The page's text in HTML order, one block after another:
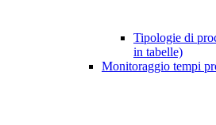
Tipologie di
in tabelle)
Monitoraggio tempi